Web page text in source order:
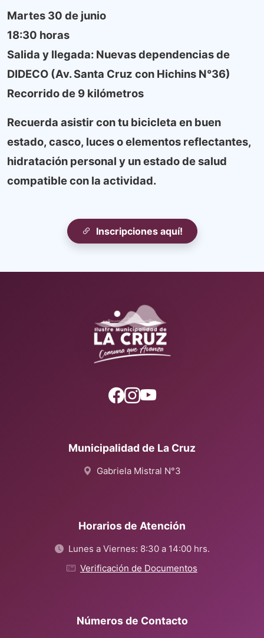
Martes 30 de junio
18:30 horas
Salida y llegada: Nuevas dependencias de
DIDECO (Av. Santa Cruz con Hichins N°36)
Recorrido de 9 kilómetros
Recuerda asistir con tu bicicleta en buen
estado, casco, luces o elementos reflectantes,
hidratación personal y un estado de salud
compatible con la actividad.
Inscripciones aquí!
Municipalidad de La Cruz
Gabriela Mistral N°3
Horarios de Atención
Lunes a Viernes: 8:30 a 14:00 hrs.
Verificación de Documentos
Números de Contacto